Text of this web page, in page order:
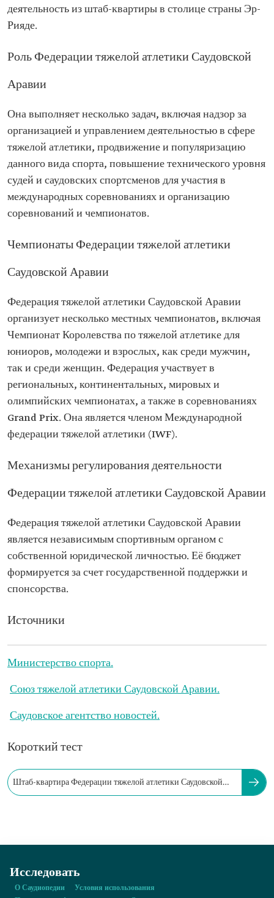
деятельность из штаб-квартиры в столице страны Эр-
Рияде.
Роль Федерации тяжелой атлетики Саудовской
Аравии
Она выполняет несколько задач, включая надзор за
организацией и управлением деятельностью в сфере
тяжелой атлетики, продвижение и популяризацию
данного вида спорта, повышение технического уровня
судей и саудовских спортсменов для участия в
международных соревнованиях и организацию
соревнований и чемпионатов.
Чемпионаты Федерации тяжелой атлетики
Саудовской Аравии
Федерация тяжелой атлетики Саудовской Аравии
организует несколько местных чемпионатов, включая
Чемпионат Королевства по тяжелой атлетике для
юниоров, молодежи и взрослых, как среди мужчин,
так и среди женщин. Федерация участвует в
региональных, континентальных, мировых и
олимпийских чемпионатах, а также в соревнованиях
Grand Prix. Она является членом Международной
федерации тяжелой атлетики (IWF).
Механизмы регулирования деятельности
Федерации тяжелой атлетики Саудовской Аравии
Федерация тяжелой атлетики Саудовской Аравии
является независимым спортивным органом с
собственной юридической личностью. Её бюджет
формируется за счет государственной поддержки и
спонсорства.
Источники
Министерство спорта.
Союз тяжелой атлетики Саудовской Аравии.
Саудовское агентство новостей.
Короткий тест
Штаб-квартира Федерации тяжелой атлетики Саудовской
Исследовать
О Саудиопедии
Условия использования